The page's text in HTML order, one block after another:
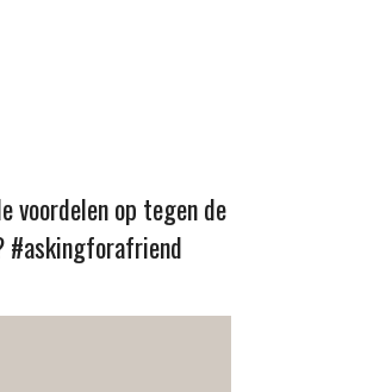
voordelen op tegen de
#askingforafriend